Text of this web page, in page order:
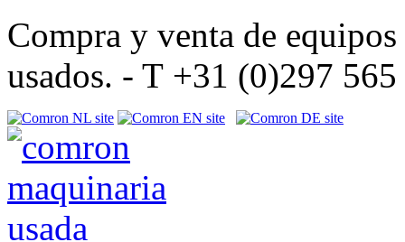
Compra y venta de
usados. - T +31 (0)297